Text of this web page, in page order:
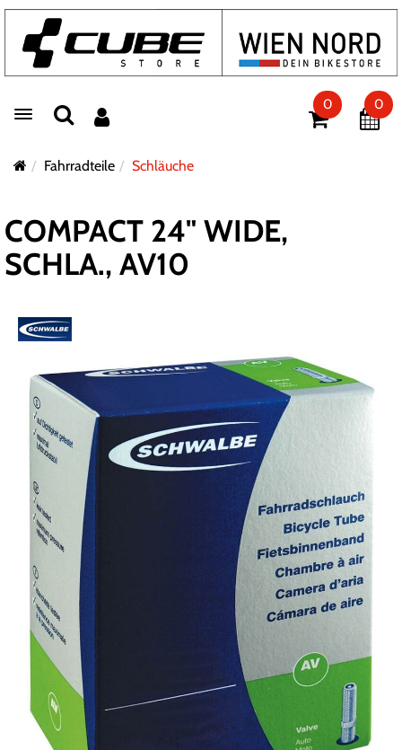
Toggle navigation
0 0
Fahrradteile Schläuche
COMPACT 24" WIDE,
SCHLA., AV10